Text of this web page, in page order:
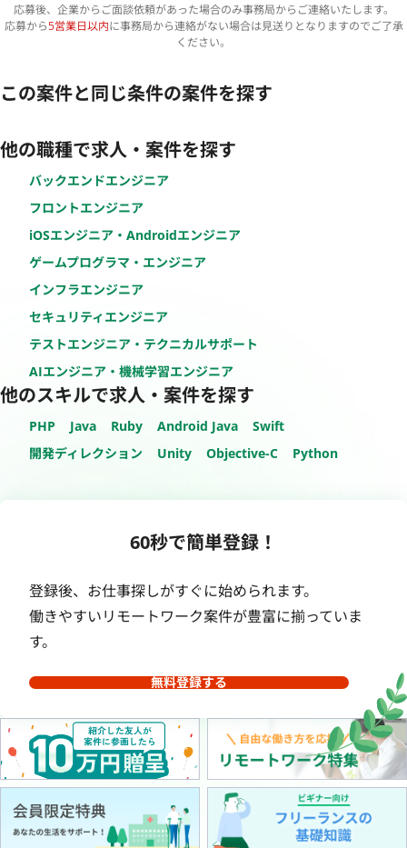
応募後、企業からご面談依頼があった場合のみ事務局からご連絡いたします。
応募から5営業日以内に事務局から連絡がない場合は見送りとなりますのでご了承
ください。
この案件と同じ条件の案件を探す
他の職種で求人・案件を探す
バックエンドエンジニア
フロントエンジニア
iOSエンジニア・Androidエンジニア
ゲームプログラマ・エンジニア
インフラエンジニア
セキュリティエンジニア
テストエンジニア・テクニカルサポート
AIエンジニア・機械学習エンジニア
他のスキルで求人・案件を探す
PHP Java Ruby Android Java
Swift
開発ディレクション
Unity Objective-C Python
60秒で簡単登録！
登録後、お仕事探しがすぐに始められます。
働きやすいリモートワーク案件が豊富に揃っていま
す。
無料登録する